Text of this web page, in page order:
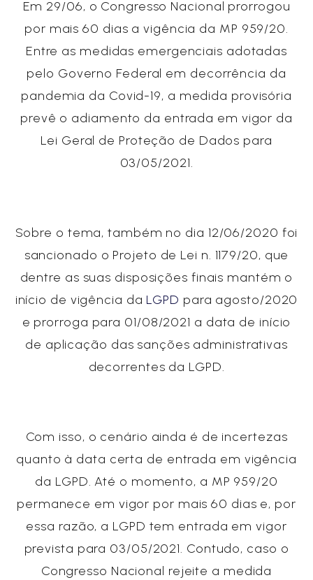
Em 29/06, o Congresso Nacional prorrogou
por mais 60 dias a vigência da MP 959/20.
Entre as medidas emergenciais adotadas
pelo Governo Federal em decorrência da
pandemia da Covid-19, a medida provisória
prevê o adiamento da entrada em vigor da
Lei Geral de Proteção de Dados para
03/05/2021.
Sobre o tema, também no dia 12/06/2020 foi
sancionado o Projeto de Lei n. 1179/20, que
dentre as suas disposições finais mantém o
início de vigência da LGPD para agosto/2020
e prorroga para 01/08/2021 a data de início
de aplicação das sanções administrativas
decorrentes da LGPD.
Com isso, o cenário ainda é de incertezas
quanto à data certa de entrada em vigência
da LGPD. Até o momento, a MP 959/20
permanece em vigor por mais 60 dias e, por
essa razão, a LGPD tem entrada em vigor
prevista para 03/05/2021. Contudo, caso o
Congresso Nacional rejeite a medida